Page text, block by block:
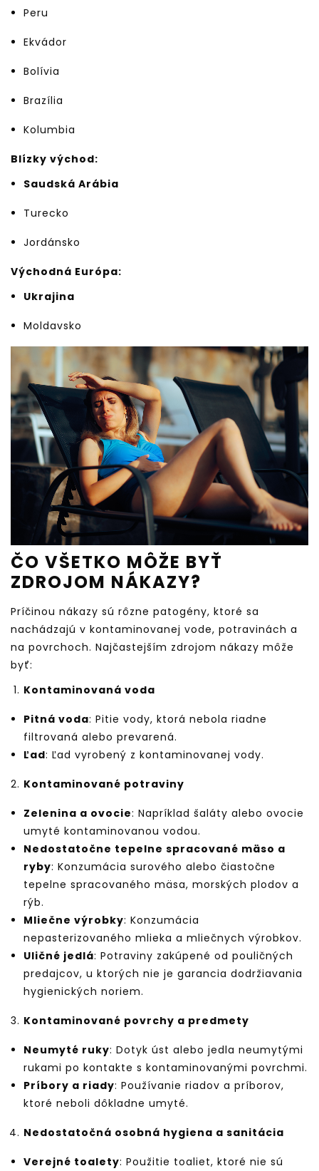
Peru
Ekvádor
Bolívia
Brazília
Kolumbia
Blízky východ:
Saudská Arábia
Turecko
Jordánsko
Východná Európa:
Ukrajina
Moldavsko
ČO VŠETKO MÔŽE BYŤ
ZDROJOM NÁKAZY?
Príčinou nákazy sú rôzne patogény, ktoré sa
nachádzajú v kontaminovanej vode, potravinách a
na povrchoch. Najčastejším zdrojom nákazy môže
byť:
Kontaminovaná voda
Pitná voda: Pitie vody, ktorá nebola riadne
filtrovaná alebo prevarená.
Ľad: Ľad vyrobený z kontaminovanej vody.
Kontaminované potraviny
Zelenina a ovocie: Napríklad šaláty alebo ovocie
umyté kontaminovanou vodou.
Nedostatočne tepelne spracované mäso a
ryby: Konzumácia surového alebo čiastočne
tepelne spracovaného mäsa, morských plodov a
rýb.
Mliečne výrobky: Konzumácia
nepasterizovaného mlieka a mliečnych výrobkov.
Uličné jedlá: Potraviny zakúpené od pouličných
predajcov, u ktorých nie je garancia dodržiavania
hygienických noriem.
Kontaminované povrchy a predmety
Neumyté ruky: Dotyk úst alebo jedla neumytými
rukami po kontakte s kontaminovanými povrchmi.
Príbory a riady: Používanie riadov a príborov,
ktoré neboli dôkladne umyté.
Nedostatočná osobná hygiena a sanitácia
Verejné toalety: Použitie toaliet, ktoré nie sú